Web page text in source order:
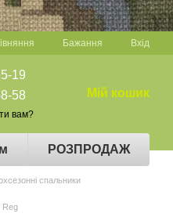
Бажання Вхід
19
58
вам?
Мій кошик
РОЗПРОДАЖ
спальники
Reg